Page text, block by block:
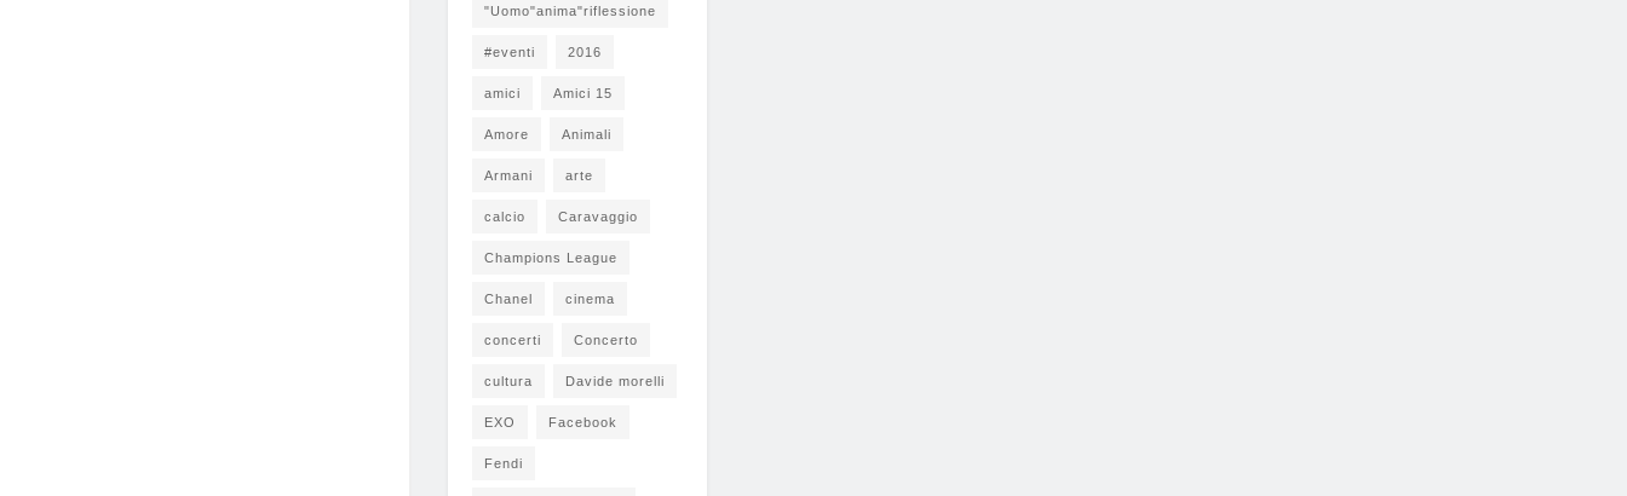
"Uomo"anima"riflessione
#eventi 2016
amici Amici 15
Amore Animali
Armani arte
calcio Caravaggio
Champions League
Chanel cinema
concerti Concerto
cultura Davide morelli
EXO Facebook
Fendi